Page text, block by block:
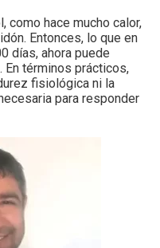
como hace mucho calor,
Entonces, lo que en
días, ahora puede
En términos prácticos,
fisiológica ni la
para responder